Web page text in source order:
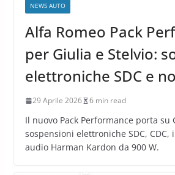
NEWS AUTO
Alfa Romeo Pack
per Giulia e Stelvio:
elettroniche SDC e
29 Aprile 2026 6 min read
Il nuovo Pack Performance porta su
sospensioni elettroniche SDC,
audio Harman Kardon da 900 W.